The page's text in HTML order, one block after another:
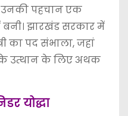
उनकी पहचान एक
बनी। झारखंड सरकार में
का पद संभाला, जहां
के उत्थान के लिए अथक
योद्धा